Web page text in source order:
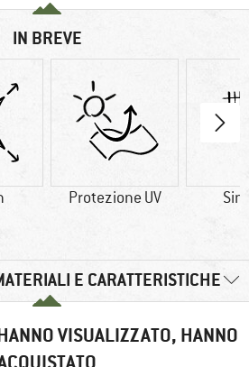
IN BREVE
Protezione UV
E CARATTERISTICHE
VISUALIZZATO, HANNO